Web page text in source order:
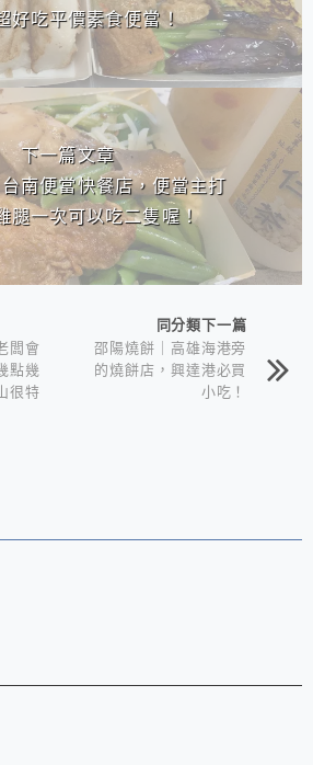
好吃平價素食便當！
下一篇文章
南便當快餐店，便當主打
腿一次可以吃二隻喔！
闆會
點幾
很特
同分類下一篇
邵陽燒餅｜高雄海港旁
的燒餅店，興達港必買
小吃！